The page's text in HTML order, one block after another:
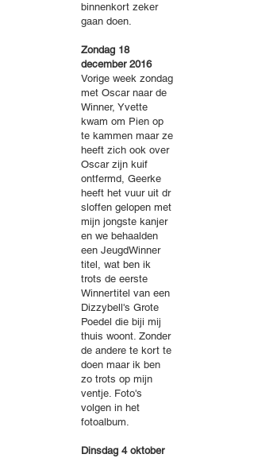
binnenkort zeker
gaan doen.
Zondag 18
december 2016
Vorige week zondag
met Oscar naar de
Winner, Yvette
kwam om Pien op
te kammen maar ze
heeft zich ook over
Oscar zijn kuif
ontfermd, Geerke
heeft het vuur uit dr
sloffen gelopen met
mijn jongste kanjer
en we behaalden
een JeugdWinner
titel, wat ben ik
trots de eerste
Winnertitel van een
Dizzybell's Grote
Poedel die biji mij
thuis woont. Zonder
de andere te kort te
doen maar ik ben
zo trots op mijn
ventje. Foto's
volgen in het
fotoalbum.
Dinsdag 4 oktober